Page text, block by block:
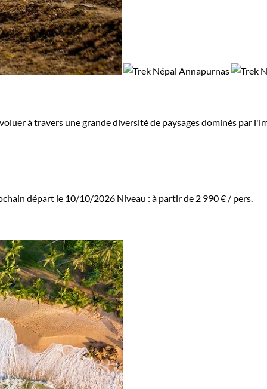
à travers une grande diversité de paysages dominés par
départ le 10/10/2026 Niveau : à partir de 2 990 € / pers.